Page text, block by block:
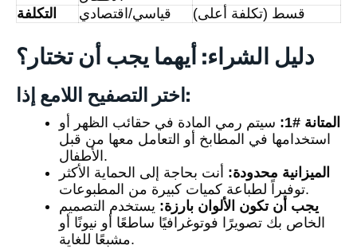
التكلفة
قياسي/اقتصادي قسط (تكلفة أعلى)
دليل الشراء: أيهما يجب أن تختار؟
اختر التصفيح اللامع إذا:
المتانة #1:
سيتم رمي المادة في حقائب الظهر أو
استخدامها في المطابخ أو التعامل معها من قبل
الأطفال.
الميزانية محدودة: أنت بحاجة إلى الحماية الأكثر
توفيراً لطباعة كميات كبيرة من المطبوعات.
يجب أن تكون الألوان بارزة: يستخدم التصميم
الخاص بك تصويرًا فوتوغرافيًا ساطعًا أو نيونًا أو
مشبعًا للغاية.